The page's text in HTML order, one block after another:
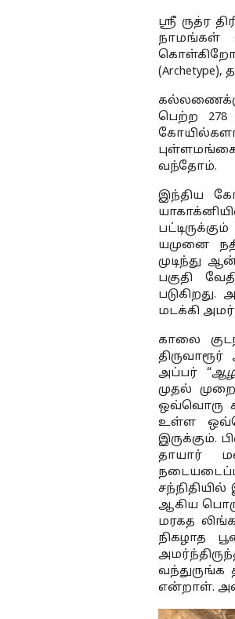
ஸ்ரீ ருத்ர
நாமங்கள்
பெற்ற 278
புள்ளமங்கை
வந்தோம்.
இந்திய
யமுனை
முடிந்து
பகுதி
மடக்கி
காலை
அப்பர் “
முதல்
ஒவ்வொரு
உள்ள
இருக்கும்.
தாயார்
ஆகிய
மரகத
நிகழாத
என்றாள்.